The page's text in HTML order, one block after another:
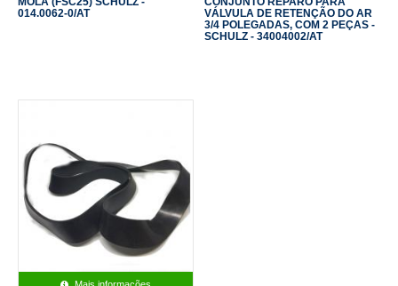
014.0062-0/AT
VÁLVULA DE RETENÇÃO DO AR
3/4 POLEGADAS, COM 2 PEÇAS -
SCHULZ - 34004002/AT